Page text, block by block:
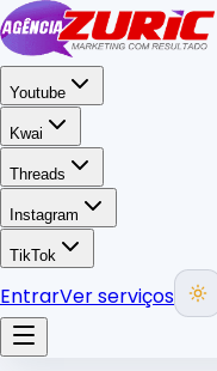
Youtube
Kwai
Threads
Instagram
TikTok
EntrarVer serviços